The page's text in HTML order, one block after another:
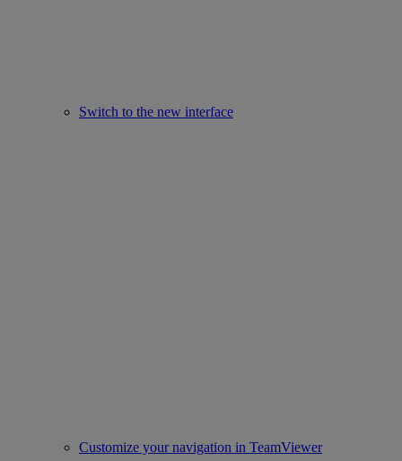
Switch to the new interface
Customize your navigation in TeamViewer